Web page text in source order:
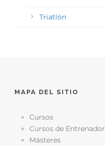
Triatlón
MAPA DEL SITIO
Cursos
Cursos de Entrenador
Másteres